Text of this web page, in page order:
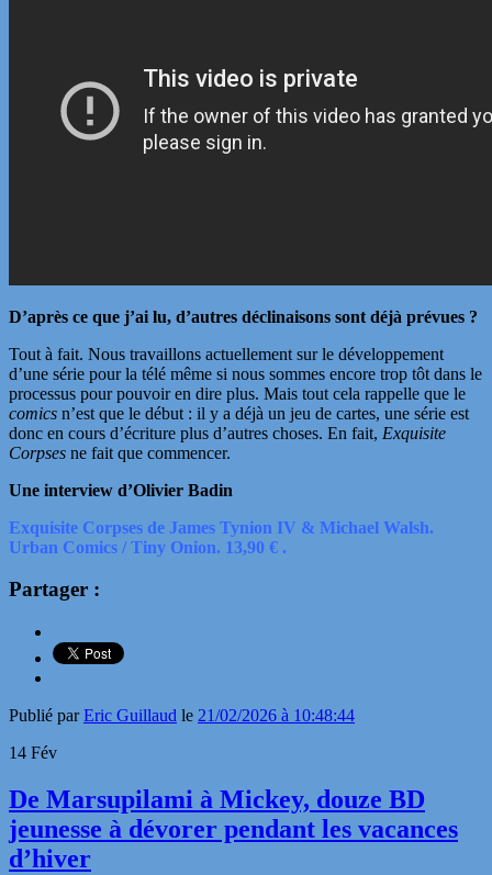
D’après ce que j’ai lu, d’autres déclinaisons sont déjà prévues ?
Tout à fait. Nous travaillons actuellement sur le développement
d’une série pour la télé même si nous sommes encore trop tôt dans le
processus pour pouvoir en dire plus. Mais tout cela rappelle que le
comics n’est que le début : il y a déjà un jeu de cartes, une série est
donc en cours d’écriture plus d’autres choses. En fait, Exquisite
Corpses ne fait que commencer.
Une interview d’Olivier Badin
Exquisite Corpses de James Tynion IV & Michael Walsh.
Urban Comics / Tiny Onion. 13,90 € .
Partager :
Publié parEric Guillaud le 21/02/2026 à 10:48:44
14 Fév
De Marsupilami à Mickey, douze BD
jeunesse à dévorer pendant les vacances
d’hiver